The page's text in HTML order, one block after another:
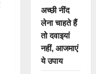
अच्छी नींद
लेना चाहते हैं
तो दवाइयां
नहीं, आजमाएं
ये उपाय